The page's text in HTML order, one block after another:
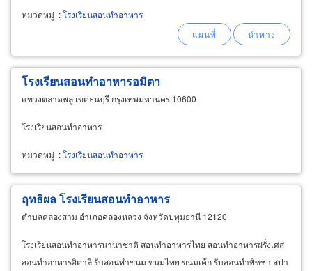
หมวดหมู่ :โรงเรียนสอนทำอาหาร
โรงเรียนสอนทำอาหารอมิตา
แขวงตลาดพลู เขตธนบุรี กรุงเทพมหานคร 10600
โรงเรียนสอนทำอาหาร
หมวดหมู่ :โรงเรียนสอนทำอาหาร
ฤทธิผล โรงเรียนสอนทำอาหาร
ตำบลคลองสาม อำเภอคลองหลวง จังหวัดปทุมธานี 12120
โรงเรียนสอนทำอาหารนานาชาติ สอนทำอาหารไทย สอนทำอาหารฝรั่งเศส
สอนทำอาหารอิตาลี รับสอนทำขนม ขนมไทย ขนมเค้ก รับสอนทำพิซซ่า สปา